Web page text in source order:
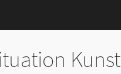
Kunst